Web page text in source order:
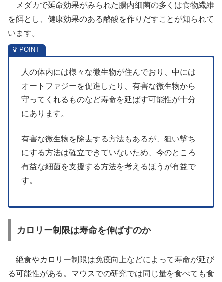
メダカで延命効果がみられた腸内細菌の多くは食物繊維
を餌とし、健康効果のある酪酸を作りだすことが知られて
います。
人の体内には様々な微生物が住んでおり、中には
オートファジーを促進したり、有害な微生物から
守ってくれるものなど寿命を延ばす可能性が十分
にあります。
有害な微生物を除去する方法もあるが、狙い撃ち
にする方法は確立できていないため、今のところ
有益な細菌を支援する方法を考えるほうが有益で
す。
カロリー制限は寿命を伸ばすのか
絶食やカロリー制限は免疫向上などによって寿命が延び
る可能性がある。マウスでの研究では同じ量を食べても食